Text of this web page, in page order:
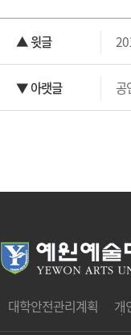
▲ 윗글
▼ 아랫글 공
대학안전관리계획
개